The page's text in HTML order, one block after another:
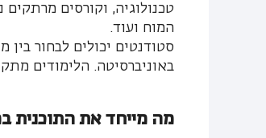
טכנולוגיה, וקורסים מרתקים
המוח ועוד.
סטודנטים יכולים לבחור
באוניברסיטה. הלימודים
מה מייחד את התוכנית